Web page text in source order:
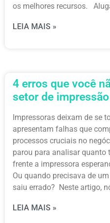
os melhores recursos.
LEIA MAIS »
4 erros que você
setor de
Impressoras deixam de se
apresentam falhas que
processos cruciais no
parou para analisar quanto
frente a impressora
Ou quando precisava de
saiu errado? Neste artigo,
LEIA MAIS »